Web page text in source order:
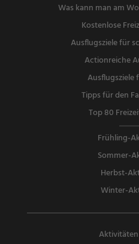
Was kann man am
Kostenlose
Ausflugsziele für
Actionreiche
Ausflugsziele
Tipps für den
Top 80
Frühling-
Sommer-
Herbst-
Winter-